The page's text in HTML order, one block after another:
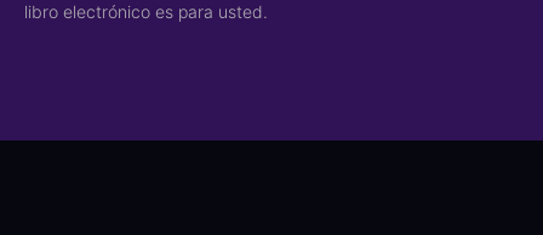
libro electrónico es para usted.